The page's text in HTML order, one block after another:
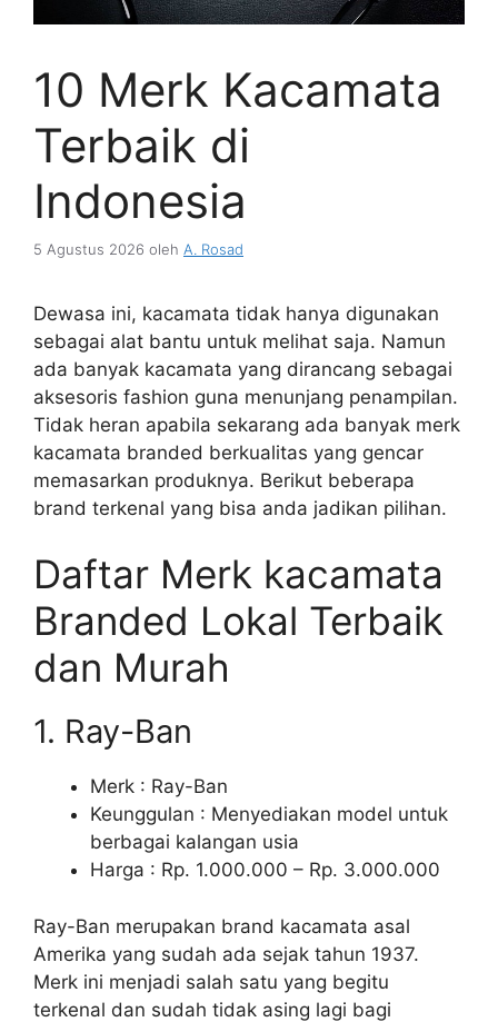
10 Merk Kacamata
Terbaik di
Indonesia
5 Agustus 2026 oleh A. Rosad
Dewasa ini, kacamata tidak hanya digunakan
sebagai alat bantu untuk melihat saja. Namun
ada banyak kacamata yang dirancang sebagai
aksesoris fashion guna menunjang penampilan.
Tidak heran apabila sekarang ada banyak merk
kacamata branded berkualitas yang gencar
memasarkan produknya. Berikut beberapa
brand terkenal yang bisa anda jadikan pilihan.
Daftar Merk kacamata
Branded Lokal Terbaik
dan Murah
1. Ray-Ban
Merk : Ray-Ban
Keunggulan : Menyediakan model untuk
berbagai kalangan usia
Harga : Rp. 1.000.000 – Rp. 3.000.000
Ray-Ban merupakan brand kacamata asal
Amerika yang sudah ada sejak tahun 1937.
Merk ini menjadi salah satu yang begitu
terkenal dan sudah tidak asing lagi bagi